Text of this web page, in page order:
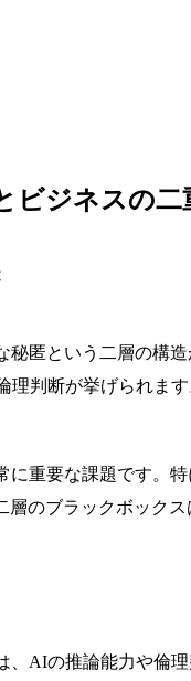
ビジネスの二
匿という二層の構
判断が挙げられま
重要な課題です。
のブラックボック
AIの推論能力や倫